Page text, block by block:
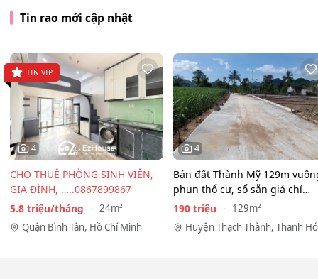
Tin rao mới cập nhật
4
TIN VIP
CHO THUÊ PHÒNG SINH VIÊN,
GIA ĐÌNH, …..0867899867
5.8 triệu/tháng
24m²
Quận Bình Tân, Hồ Chí Minh
4
Bán đất Thành Mỹ 129m
phun thổ cư, sổ sẵn giá chỉ
190tr bao sổ
190 triệu
129m²
Huyện Thạch Thành, Thanh